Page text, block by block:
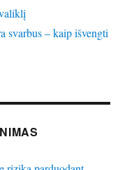
svarbus – kaip išvengti